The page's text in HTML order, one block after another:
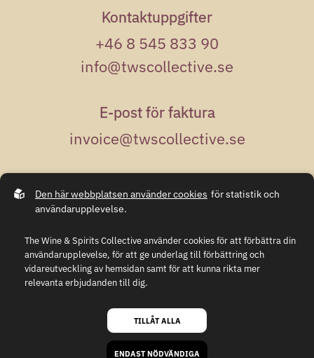
Kontaktuppgifter
+46 8 545 833 90
info@twscollective.se
E-post för faktura
invoice@twscollective.se
Kungsgatan 50
111 35 Stockholm
© 2026, alla rättigheter tillhör The Wine & Spirits Collective
Webb av Sphinxly, CMS easyweb
Integritetspolicy
Den här webbplatsen använder cookies för statistik och
användarupplevelse.
The Wine & Spirits Collective använder cookies för att förbättra din
användarupplevelse, för att ge underlag till förbättring och
vidareutveckling av hemsidan samt för att kunna rikta mer
relevanta erbjudanden till dig.
personuppgiftspolicy. Om du samtycker till vår
. Om du vill ändra ditt val i efterhand
hittar du den möjligheten i botten på sidan.
ENDAST NÖDVÄNDIGA
TILLÅT ALLA